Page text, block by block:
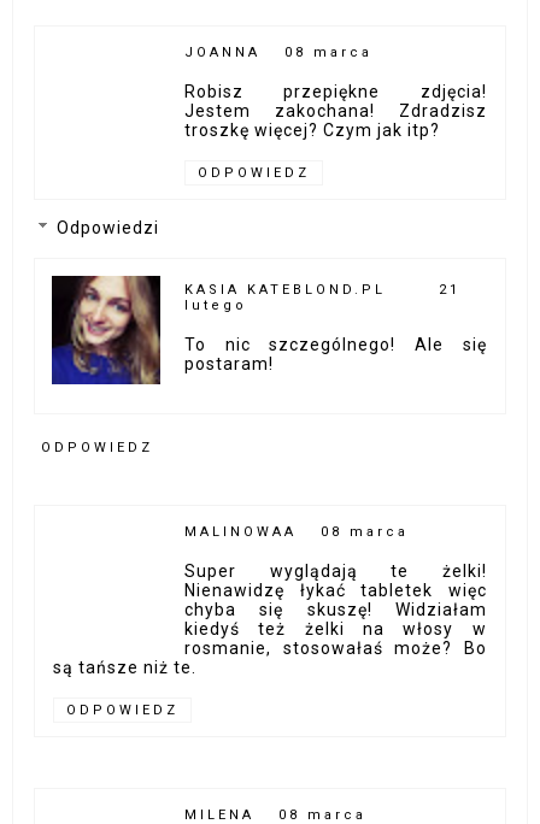
JOANNA 08 marca
Robisz przepiękne zdjęcia!
Jestem zakochana! Zdradzisz
troszkę więcej? Czym jak itp?
ODPOWIEDZ
Odpowiedzi
KASIA KATEBLOND.PL
21
lutego
To nic szczególnego! Ale się
postaram!
ODPOWIEDZ
MALINOWAA 08 marca
Super wyglądają te żelki!
Nienawidzę łykać tabletek więc
chyba się skuszę! Widziałam
kiedyś też żelki na włosy w
rosmanie, stosowałaś może? Bo
są tańsze niż te.
ODPOWIEDZ
MILENA 08 marca